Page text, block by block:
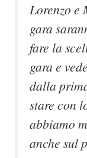
Lorenzo e
gara
fare la
gara e
dalla
stare con
abbiamo
anche sul